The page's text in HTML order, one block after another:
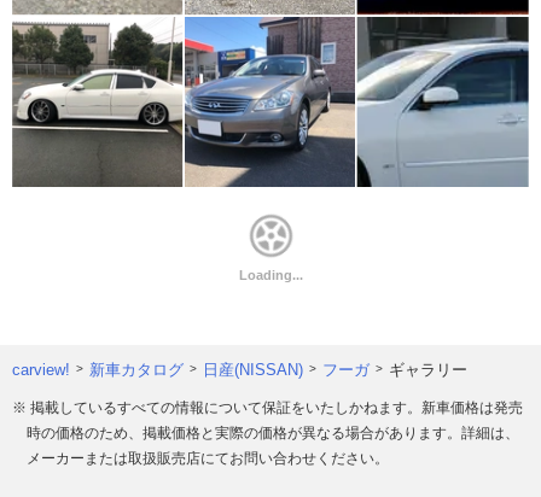
carview! 新車カタログ 日産(NISSAN) フーガ ギャラリー
※ 掲載しているすべての情報について保証をいたしかねます。新車価格は発売
時の価格のため、掲載価格と実際の価格が異なる場合があります。詳細は、
メーカーまたは取扱販売店にてお問い合わせください。